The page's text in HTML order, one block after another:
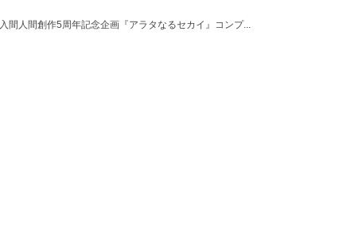
入間人間創作5周年記念企画『アラタなるセカイ』コンプ...